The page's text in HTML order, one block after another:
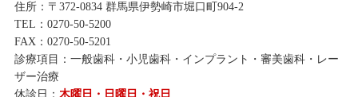
住所：〒372-0834 群馬県伊勢崎市堀口町904-2
TEL：0270-50-5200
FAX：0270-50-5201
診療項目：一般歯科・小児歯科・インプラント・審美歯科・レー
ザー治療
休診日： 木曜日・日曜日・祝日